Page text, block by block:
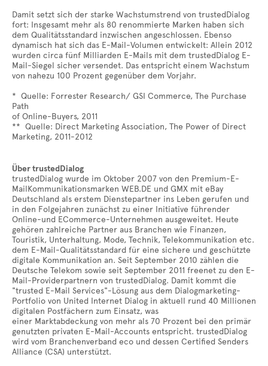
Damit setzt sich der starke Wachstumstrend von trustedDialog
fort: Insgesamt mehr als 80 renommierte Marken haben sich
dem Qualitätsstandard inzwischen angeschlossen. Ebenso
dynamisch hat sich das E-Mail-Volumen entwickelt: Allein 2012
wurden circa fünf Milliarden E-Mails mit dem trustedDialog E-
Mail-Siegel sicher versendet. Das entspricht einem Wachstum
von nahezu 100 Prozent gegenüber dem Vorjahr.
* Quelle: Forrester Research/ GSI Commerce, The Purchase
Path
of Online-Buyers, 2011
** Quelle: Direct Marketing Association, The Power of Direct
Marketing, 2011-2012
Über trustedDialog
trustedDialog wurde im Oktober 2007 von den Premium-E-
MailKommunikationsmarken WEB.DE und GMX mit eBay
Deutschland als erstem Dienstepartner ins Leben gerufen und
in den Folgejahren zunächst zu einer Initiative führender
Online-und ECommerce-Unternehmen ausgeweitet. Heute
gehören zahlreiche Partner aus Branchen wie Finanzen,
Touristik, Unterhaltung, Mode, Technik, Telekommunikation etc.
dem E-Mail-Qualitätsstandard für eine sichere und geschützte
digitale Kommunikation an. Seit September 2010 zählen die
Deutsche Telekom sowie seit September 2011 freenet zu den E-
Mail-Providerpartnern von trustedDialog. Damit kommt die
"trusted E-Mail Services"-Lösung aus dem Dialogmarketing-
Portfolio von United Internet Dialog in aktuell rund 40 Millionen
digitalen Postfächern zum Einsatz, was
einer Marktabdeckung von mehr als 70 Prozent bei den primär
genutzten privaten E-Mail-Accounts entspricht. trustedDialog
wird vom Branchenverband eco und dessen Certified Senders
Alliance (CSA) unterstützt.